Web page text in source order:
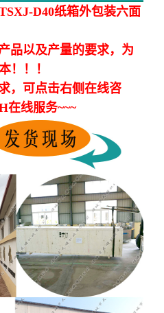
D40纸箱外包装六面
以及产量的要求，为
！！！
可点击右侧在线咨
在线服务~~~